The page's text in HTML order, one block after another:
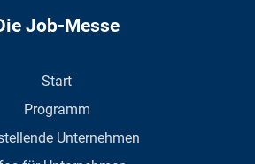
Job-Messe
Start
Programm
Unternehmen